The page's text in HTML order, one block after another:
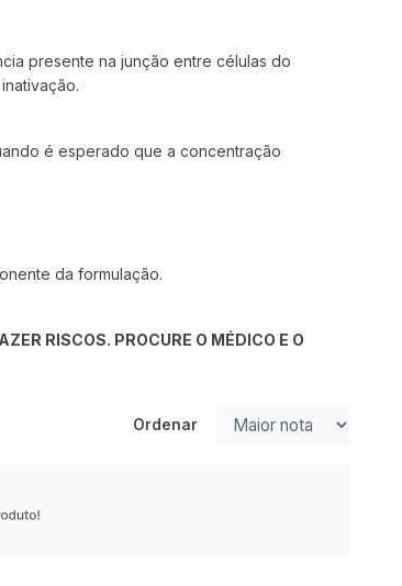
presente na junção entre células do
é esperado que a concentração
da formulação.
RISCOS. PROCURE O MÉDICO E O
Ordenar